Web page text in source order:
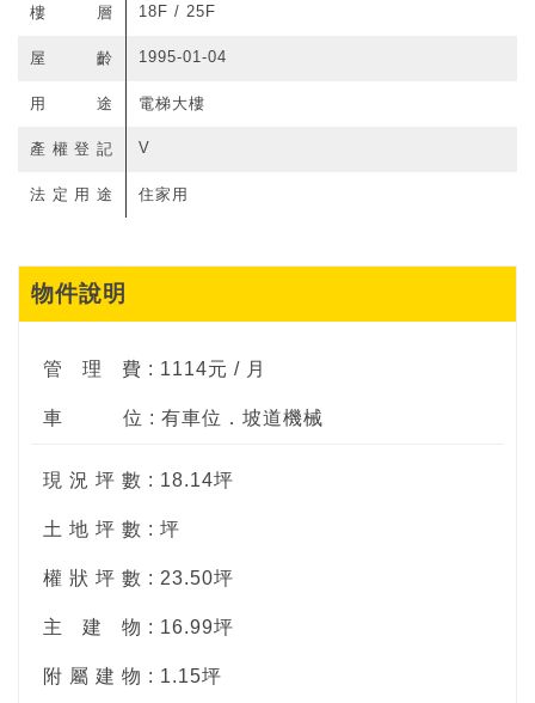
樓層 18F / 25F
屋齡 1995-01-04
用途 電梯大樓
產權登記 V
法定用途 住家用
物件說明
管 理 費 : 1114元 / 月
車 位 : 有車位．坡道機械
現 況 坪 數 : 18.14坪
土 地 坪 數 : 坪
權 狀 坪 數 : 23.50坪
主 建 物 : 16.99坪
附 屬 建 物 : 1.15坪